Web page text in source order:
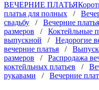
ВЕЧЕРНИЕ ПЛАТЬЯ
платья для полных /
свадьбу / Вечерние
размеров / Коктейльные
выпускной / Недорогие
вечерние платья /
размеров / Распродажа
коктейльных платьев /
рукавами / Вечерние